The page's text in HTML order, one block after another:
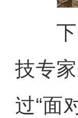
下一
技专
过“面